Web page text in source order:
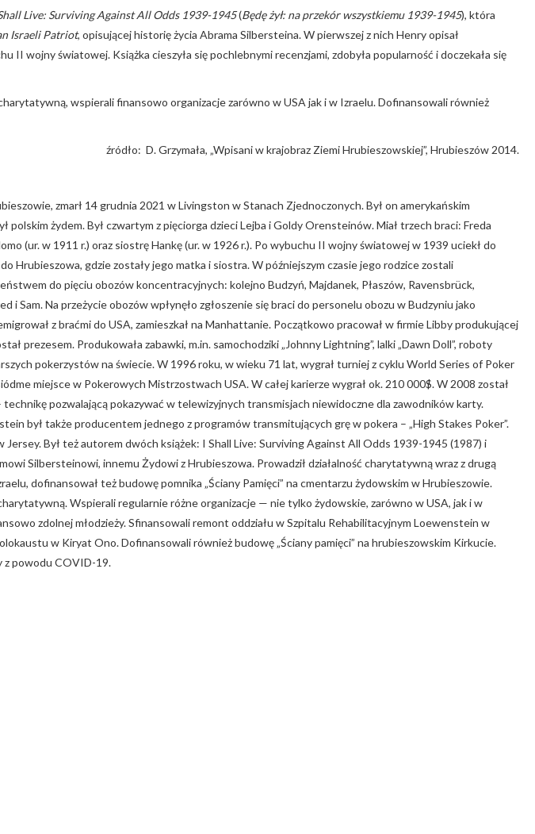
Live: Surviving Against All Odds 1939-1945(Będę żył: na przekór wszystkiemu 1939-1945), która
Israeli Patriot, opisującej historię życia Abrama Silbersteina. W pierwszej z nich Henry opisał
II wojny światowej. Książka cieszyła się pochlebnymi recenzjami, zdobyła popularność i doczekała się
wspierali finansowo organizacje zarówno w USA jak i w Izraelu. Dofinansowali również
źródło: D. Grzymała, „Wpisani w krajobraz Ziemi Hrubieszowskiej”, Hrubieszów 2014.
zmarł 14 grudnia 2021 w Livingston w Stanach Zjednoczonych. Był on amerykańskim
polskim żydem. Był czwartym z pięciorga dzieci Lejba i Goldy Orensteinów. Miał trzech braci: Freda
(ur. w 1911 r.) oraz siostrę Hankę (ur. w 1926 r.). Po wybuchu II wojny światowej w 1939 uciekł do
Hrubieszowa, gdzie zostały jego matka i siostra. W późniejszym czasie jego rodzice zostali
do pięciu obozów koncentracyjnych: kolejno Budzyń, Majdanek, Płaszów, Ravensbrück,
i Sam. Na przeżycie obozów wpłynęło zgłoszenie się braci do personelu obozu w Budzyniu jako
z braćmi do USA, zamieszkał na Manhattanie. Początkowo pracował w firmie Libby produkującej
prezesem. Produkowała zabawki, m.in. samochodziki „Johnny Lightning”, lalki „Dawn Doll”, roboty
pokerzystów na świecie. W 1996 roku, w wieku 71 lat, wygrał turniej z cyklu World Series of Poker
miejsce w Pokerowych Mistrzostwach USA. W całej karierze wygrał ok. 210 000$. W 2008 został
technikę pozwalającą pokazywać w telewizyjnych transmisjach niewidoczne dla zawodników karty.
był także producentem jednego z programów transmitujących grę w pokera – „High Stakes Poker”.
Jersey. Był też autorem dwóch książek: I Shall Live: Surviving Against All Odds 1939-1945 (1987) i
Silbersteinowi, innemu Żydowi z Hrubieszowa. Prowadził działalność charytatywną wraz z drugą
dofinansował też budowę pomnika „Ściany Pamięci” na cmentarzu żydowskim w Hrubieszowie.
Wspierali regularnie różne organizacje — nie tylko żydowskie, zarówno w USA, jak i w
zdolnej młodzieży. Sfinansowali remont oddziału w Szpitalu Rehabilitacyjnym Loewenstein w
w Kiryat Ono. Dofinansowali również budowę „Ściany pamięci” na hrubieszowskim Kirkucie.
z powodu COVID-19.